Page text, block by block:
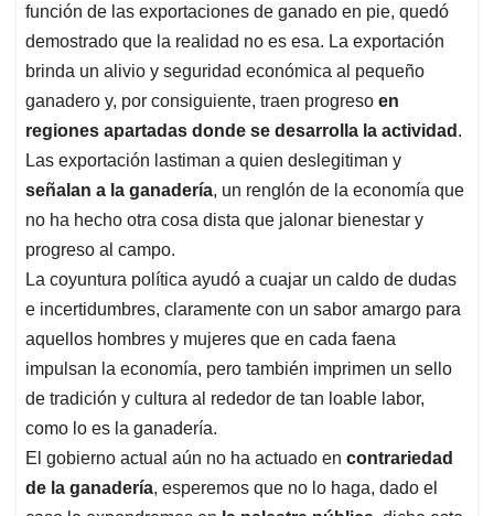
función de las exportaciones de ganado en pie, quedó
demostrado que la realidad no es esa. La exportación
brinda un alivio y seguridad económica al pequeño
ganadero y, por consiguiente, traen progreso en
regiones apartadas donde se desarrolla la actividad .
Las exportación lastiman a quien deslegitiman y
señalan a la ganadería, un renglón de la economía que
no ha hecho otra cosa dista que jalonar bienestar y
progreso al campo.
La coyuntura política ayudó a cuajar un caldo de dudas
e incertidumbres, claramente con un sabor amargo para
aquellos hombres y mujeres que en cada faena
impulsan la economía, pero también imprimen un sello
de tradición y cultura al rededor de tan loable labor,
como lo es la ganadería.
El gobierno actual aún no ha actuado en contrariedad
de la ganadería, esperemos que no lo haga, dado el